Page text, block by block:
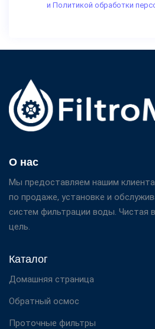
и Политикой обработки
О нас
Мы предоставляем нашим
по продаже, установке и
систем фильтрации воды.
цель.
Каталог
Домашняя страница
Обратный осмос
Проточные фильтры